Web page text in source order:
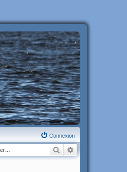
Connexion
Rechercher